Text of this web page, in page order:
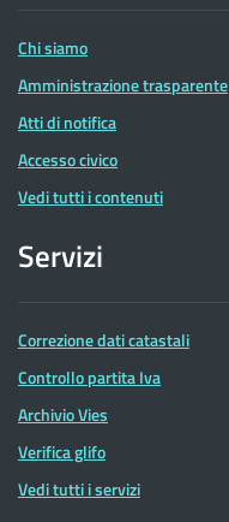
Entrate
Chi siamo
Amministrazione trasparente
Atti di notifica
Accesso civico
Vedi tutti i contenuti
Servizi
Correzione dati catastali
Controllo partita Iva
Archivio Vies
Verifica glifo
Vedi tutti i servizi